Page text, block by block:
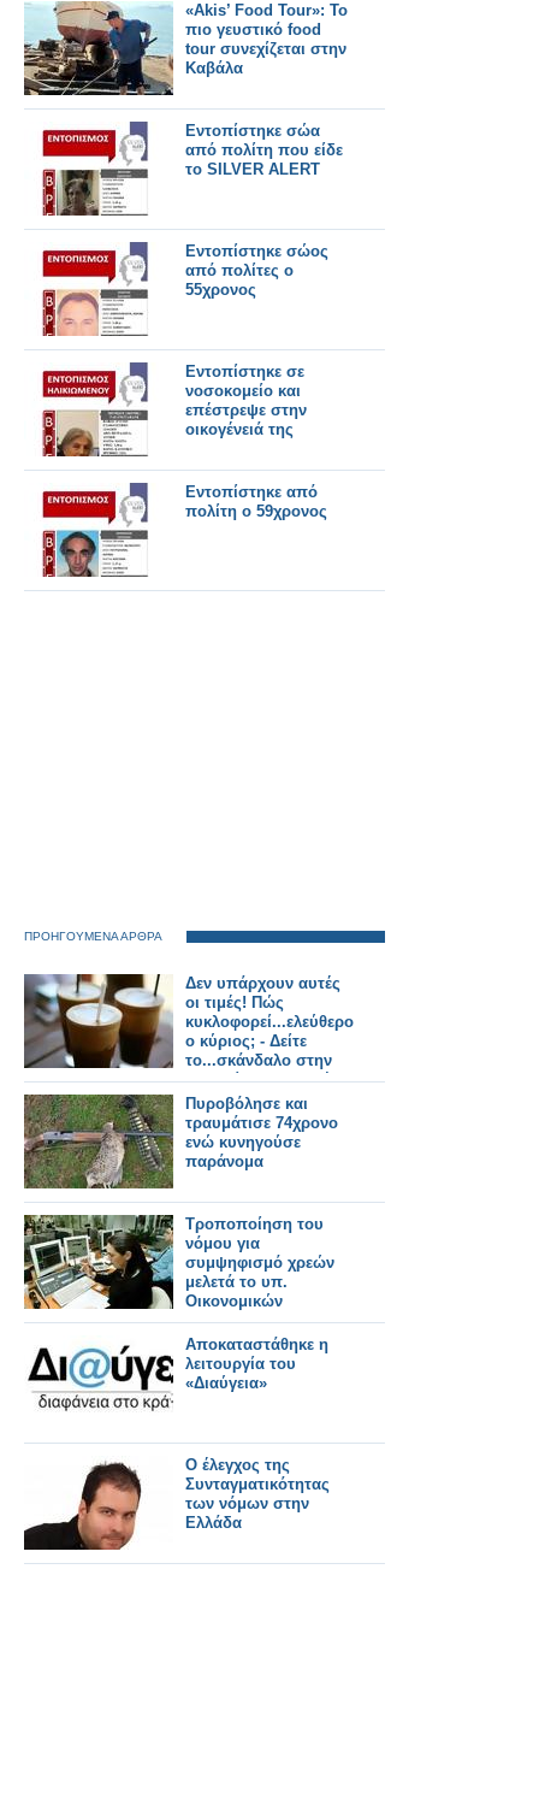
«Akis’ Food Tour»: Το
πιο γευστικό food
tour συνεχίζεται στην
Καβάλα
Εντοπίστηκε σώα
από πολίτη που είδε
το SILVER ALERT
Εντοπίστηκε σώος
από πολίτες ο
55χρονος
Εντοπίστηκε σε
νοσοκομείο και
επέστρεψε στην
οικογένειά της
Εντοπίστηκε από
πολίτη ο 59χρονος
ΠΡΟΗΓΟΥΜΕΝΑ ΑΡΘΡΑ
Δεν υπάρχουν αυτές
οι τιμές! Πώς
κυκλοφορεί...ελεύθερος
ο κύριος; - Δείτε
το...σκάνδαλο στην
παραλία με τις τιμές
που χαλούν την
πιάτσα
Πυροβόλησε και
τραυμάτισε 74χρονο
ενώ κυνηγούσε
παράνομα
Τροποποίηση του
νόμου για
συμψηφισμό χρεών
μελετά το υπ.
Οικονομικών
Αποκαταστάθηκε η
λειτουργία του
«Διαύγεια»
Ο έλεγχος της
Συνταγματικότητας
των νόμων στην
Ελλάδα